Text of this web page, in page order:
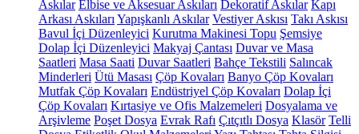
Askılar Elbise ve Aksesuar Askıları Dekoratif Askılar Kapı
Arkası Askıları Yapışkanlı Askılar Vestiyer Askısı Takı Askısı
Bavul İçi Düzenleyici Kurutma Makinesi Topu Şemsiye
Dolap İçi Düzenleyici Makyaj Çantası Duvar ve Masa
Saatleri Masa Saati Duvar Saatleri Bahçe Tekstili Salıncak
Minderleri Ütü Masası Çöp Kovaları Banyo Çöp Kovaları
Mutfak Çöp Kovaları Endüstriyel Çöp Kovaları Dolap İçi
Çöp Kovaları Kırtasiye ve Ofis Malzemeleri Dosyalama ve
Arşivleme Poşet Dosya Evrak Rafı Çıtçıtlı Dosya Klasör Telli